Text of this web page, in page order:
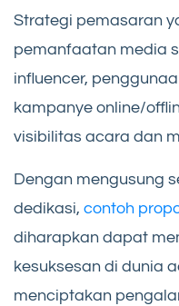
Strategi pemasaran
pemanfaatan media
influencer,
kampanye online/
visibilitas acara dan
Dengan mengusung
dedikasi, contoh
diharapkan dapat
kesuksesan di dunia
menciptakan